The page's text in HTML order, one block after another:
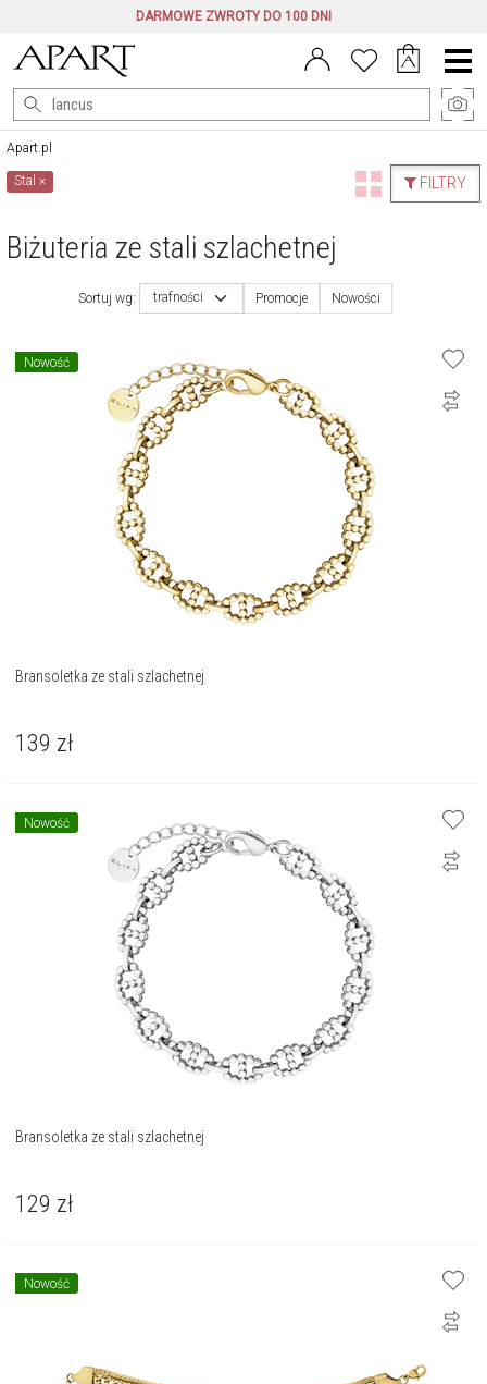
DARMOWE ZWROTY DO 100 DNI
Menu
główne
Apart.pl
FILTRY
Stal×
Biżuteria ze stali szlachetnej
Sortuj wg: trafności Promocje Nowości
Nowość
Bransoletka ze stali szlachetnej
139 zł
Nowość
Bransoletka ze stali szlachetnej
129 zł
Nowość